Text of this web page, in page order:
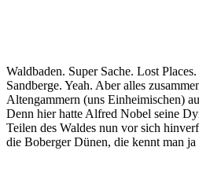
Waldbaden. Super Sache. Lost
Sandberge. Yeah. Aber alles
Altengammern (uns Einheimischen)
Denn hier hatte Alfred Nobel seine
Teilen des Waldes nun vor sich
die Boberger Dünen, die kennt man